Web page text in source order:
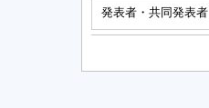
発表者・共同発表者